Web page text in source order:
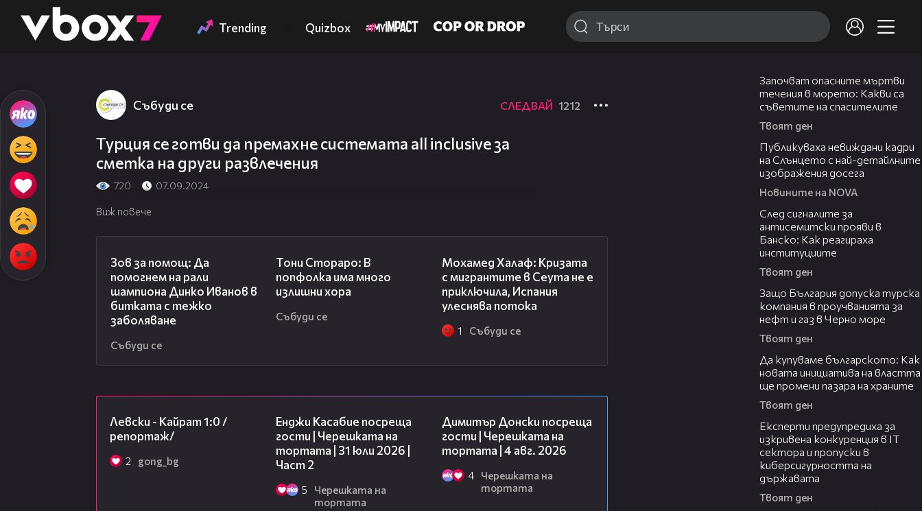
👾 Trending Quizbox
Събуди се СЛЕДВАЙ 1212
Турция се готви да премахне системата all inclusive за
сметка на други развлечения
720 07.09.2024
Виж повече
Зов за помощ: Да
помогнем на рали
шампиона Динко Иванов в
битката с тежко
заболяване
Събуди се
Тони Стораро: В
попфолка има много
излишни хора
Събуди се
Мохамед Халаф: Кризата
с мигрантите в Сеута не е
приключила, Испания
улеснява потока
1 Събуди се
Левски - Кайрат 1:0 /
репортаж/
2 gong_bg
Енджи Касабие посреща
гости | Черешката на
тортата | 31 юли 2026 |
Част 2
5
Черешката на
тортата
Димитър Донски посреща
гости | Черешката на
тортата | 4 авг. 2026
4
Черешката на
тортата
Започват опасните мъртви
течения в морето: Какви са
съветите на спасителите
Твоят ден
Публикуваха невиждани кадри
на Слънцето с най-детайлните
изображения досега
Новините на NOVA
След сигналите за
антисемитски прояви в
Банско: Как реагираха
институциите
Твоят ден
Защо България допуска турска
компания в проучванията за
нефт и газ в Черно море
Твоят ден
Да купуваме българското: Как
новата инициатива на властта
ще промени пазара на храните
Твоят ден
Експерти предупредиха за
изкривена конкуренция в IT
сектора и пропуски в
киберсигурността на
държавата
Твоят ден